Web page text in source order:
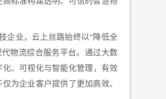
企业，云上丝路始终以“降低全
物流综合服务平台。通过大数
、可视化与智能化管理，有效
为企业客户提供了更加高效、